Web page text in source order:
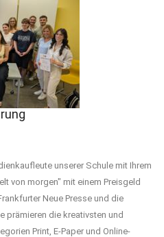
unserer Schule mit Ihrem
von morgen" mit einem Preisgeld
Neue Presse und die
prämieren die kreativsten und
Print, E-Paper und Online-